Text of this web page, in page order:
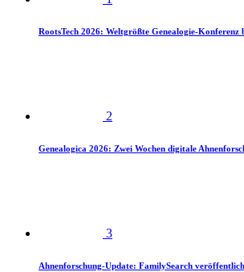
RootsTech 2026: Weltgrößte Genealogie-
2
Genealogica 2026: Zwei Wochen digitale
3
Ahnenforschung-Update: FamilySearch